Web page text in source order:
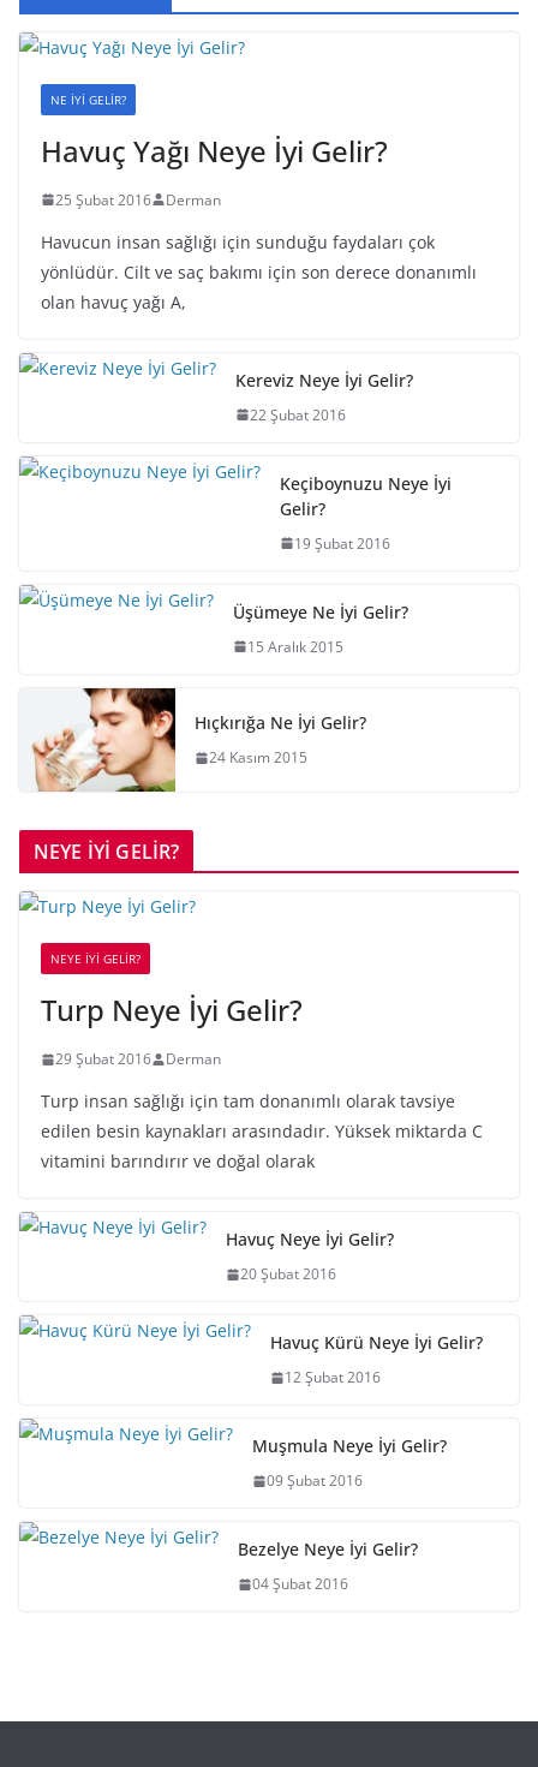
NE İYİ GELİR?
Havuç Yağı Neye İyi Gelir?
25 Şubat 2016 Derman
Havucun insan sağlığı için sunduğu faydaları çok
yönlüdür. Cilt ve saç bakımı için son derece donanımlı
olan havuç yağı A,
Kereviz Neye İyi Gelir?
22 Şubat 2016
Keçiboynuzu Neye İyi
Gelir?
19 Şubat 2016
Üşümeye Ne İyi Gelir?
15 Aralık 2015
Hıçkırığa Ne İyi Gelir?
24 Kasım 2015
NEYE İYİ GELİR?
NEYE İYİ GELİR?
Turp Neye İyi Gelir?
29 Şubat 2016 Derman
Turp insan sağlığı için tam donanımlı olarak tavsiye
edilen besin kaynakları arasındadır. Yüksek miktarda C
vitamini barındırır ve doğal olarak
Havuç Neye İyi Gelir?
20 Şubat 2016
Havuç Kürü Neye İyi Gelir?
12 Şubat 2016
Muşmula Neye İyi Gelir?
09 Şubat 2016
Bezelye Neye İyi Gelir?
04 Şubat 2016